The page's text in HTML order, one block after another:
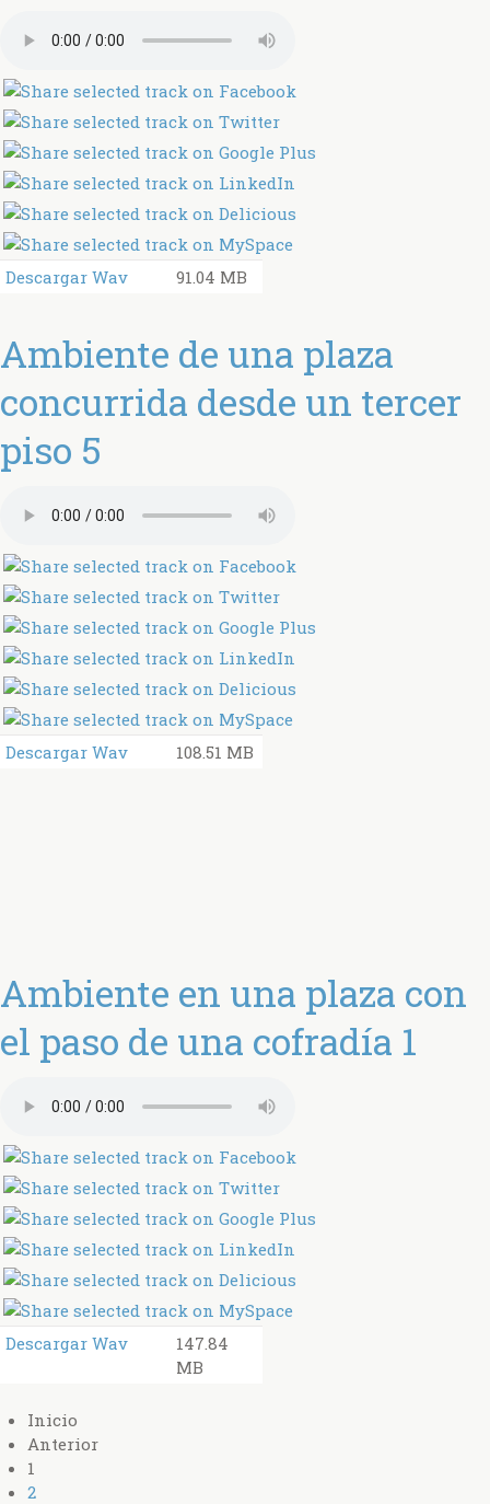
Descargar Wav 91.04 MB
Ambiente de una plaza
concurrida desde un tercer
piso 5
Descargar Wav 108.51 MB
Ambiente en una plaza con
el paso de una cofradía 1
Descargar Wav
147.84
MB
Inicio
Anterior
1
2